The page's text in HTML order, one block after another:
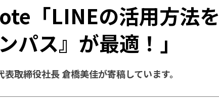
「LINEの活用方法を
パス』が最適！」
締役社長 倉橋美佳が寄稿しています。